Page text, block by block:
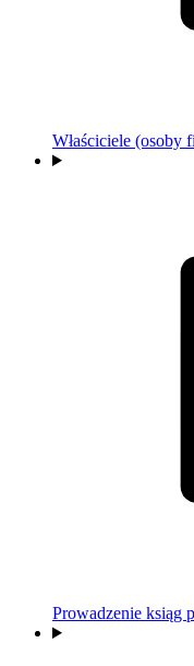
Właściciele (osoby
Prowadzenie ksiąg